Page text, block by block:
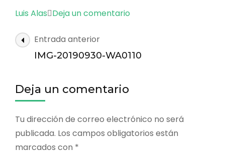
Luis Alas Deja un comentario
WA0110
Navegación
de
entradas
Entrada anterior
IMG-20190930-WA0110
Deja un comentario
Tu dirección de correo electrónico no será
publicada. Los campos obligatorios están
marcados con *